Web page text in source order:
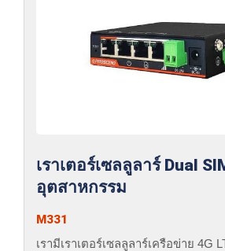
เราเตอร์เซลลูลาร์ Dual
อุตสาหกรรม
M331
เรามีเราเตอร์เซลลูลาร์เครือข่าย 4G